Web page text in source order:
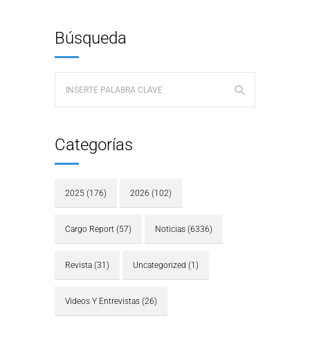
Búsqueda
Categorías
2025 (176) 2026 (102)
Cargo Report (57) Noticias (6336)
Revista (31) Uncategorized (1)
Videos Y Entrevistas (26)